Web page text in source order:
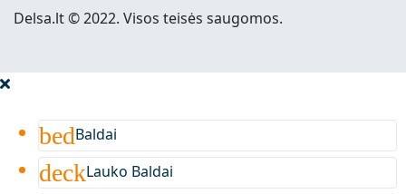
Delsa.lt © 2022. Visos teisės saugomos.
bedBaldai
deckLauko Baldai